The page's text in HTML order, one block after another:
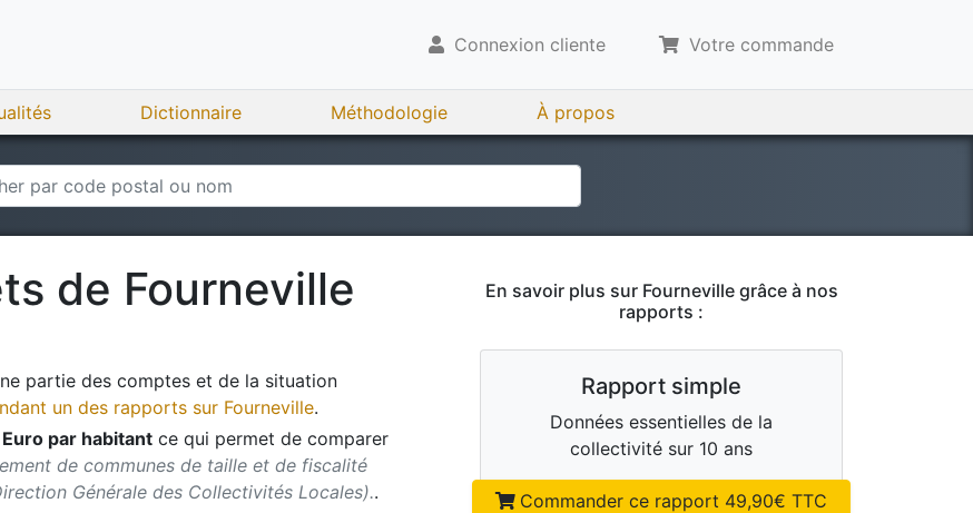
Connexion cliente Votre commande
Dictionnaire Méthodologie À propos
de Fourneville
partie des comptes et de la situation
un des rapports sur Fourneville.
par habitant ce qui permet de comparer
de communes de taille et de fiscalité
Générale des Collectivités Locales)..
En savoir plus sur Fournevillegrâce à nos
rapports :
Rapport simple
Données essentielles de la
collectivité sur 10 ans
Commander ce rapport 49,90€ TTC